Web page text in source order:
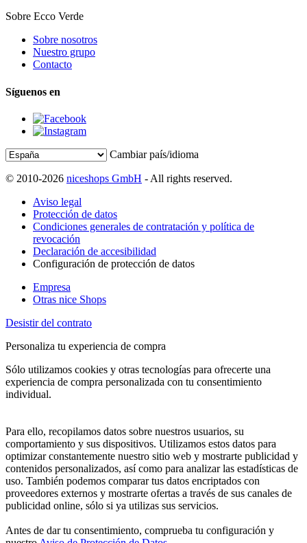
Sobre Ecco Verde
Sobre nosotros
Nuestro grupo
Contacto
Síguenos en
Cambiar país/idioma
© 2010-2026 niceshops GmbH - All rights reserved.
Aviso legal
Protección de datos
Condiciones generales de contratación y política de
revocación
Declaración de accesibilidad
Configuración de protección de datos
Empresa
Otras nice Shops
Desistir del contrato
Personaliza tu experiencia de compra
Sólo utilizamos cookies y otras tecnologías para ofrecerte una
experiencia de compra personalizada con tu consentimiento
individual.
Para ello, recopilamos datos sobre nuestros usuarios, su
comportamiento y sus dispositivos. Utilizamos estos datos para
optimizar constantemente nuestro sitio web y mostrarte publicidad y
contenidos personalizados, así como para analizar las estadísticas de
uso. También podemos comparar tus datos encriptados con
proveedores externos y mostrarte ofertas a través de sus canales de
publicidad online, sólo si ya utilizas sus servicios.
Antes de dar tu consentimiento, comprueba tu configuración y